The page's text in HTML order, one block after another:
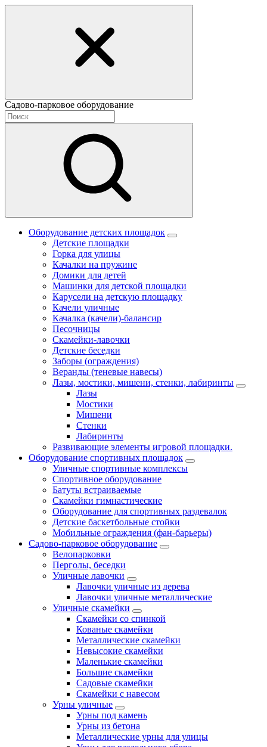
Садово-парковое оборудование
Оборудование детских площадок
Детские площадки
Горка для улицы
Качалки на пружине
Домики для детей
Машинки для детской площадки
Карусели на детскую площадку
Качели уличные
Качалка (качели)-балансир
Песочницы
Скамейки-лавочки
Детские беседки
Заборы (ограждения)
Веранды (теневые навесы)
Лазы, мостики, мишени, стенки, лабиринты
Лазы
Мостики
Мишени
Стенки
Лабиринты
Развивающие элементы игровой площадки.
Оборудование спортивных площадок
Уличные спортивные комплексы
Спортивное оборудование
Батуты встраиваемые
Скамейки гимнастические
Оборудование для спортивных раздевалок
Детские баскетбольные стойки
Мобильные ограждения (фан-барьеры)
Садово-парковое оборудование
Велопарковки
Перголы, беседки
Уличные лавочки
Лавочки уличные из дерева
Лавочки уличные металлические
Уличные скамейки
Скамейки со спинкой
Кованые скамейки
Металлические скамейки
Невысокие скамейки
Маленькие скамейки
Большие скамейки
Садовые скамейки
Скамейки с навесом
Урны уличные
Урны под камень
Урны из бетона
Металлические урны для улицы